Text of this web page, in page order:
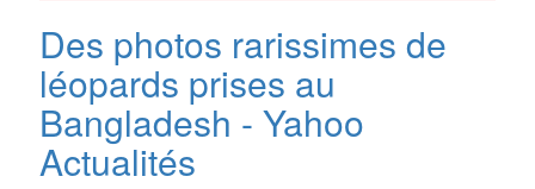
Des photos rarissimes de
léopards prises au
Bangladesh - Yahoo
Actualités